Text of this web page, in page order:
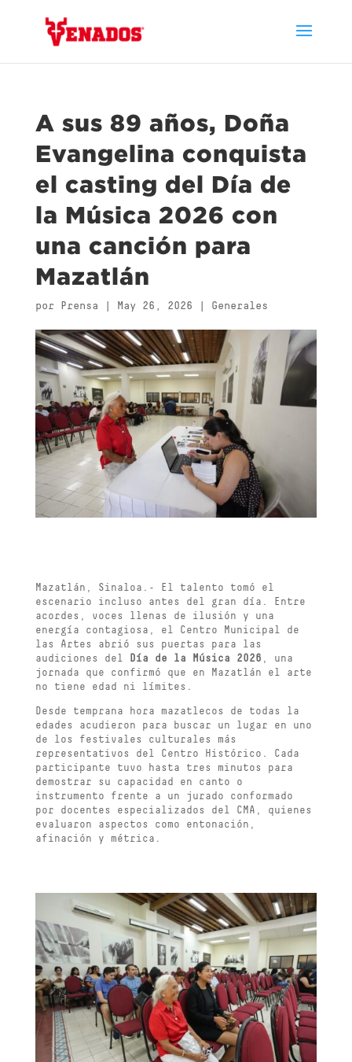
A sus 89 años, Doña
Evangelina conquista
el casting del Día de
la Música 2026 con
una canción para
Mazatlán
por Prensa May 26, 2026 Generales
Mazatlán, Sinaloa.- El talento tomó el
escenario incluso antes del gran día. Entre
acordes, voces llenas de ilusión y una
energía contagiosa, el Centro Municipal de
las Artes abrió sus puertas para las
audiciones del
Día de la Música 2026 , una
jornada que confirmó que en Mazatlán el arte
no tiene edad ni límites.
Desde temprana hora mazatlecos de todas la
edades acudieron para buscar un lugar en uno
de los festivales culturales más
representativos del Centro Histórico. Cada
participante tuvo hasta tres minutos para
demostrar su capacidad en canto o
instrumento frente a un jurado conformado
por docentes especializados del CMA, quienes
evaluaron aspectos como entonación,
afinación y métrica.